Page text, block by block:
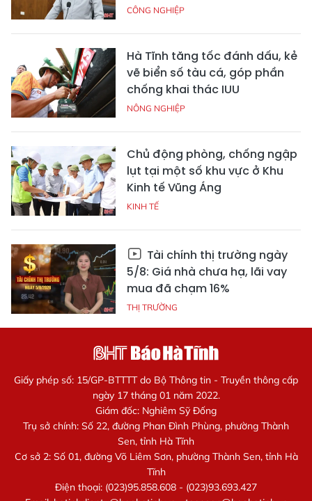
CÔNG NGHIỆP
Hà Tĩnh tăng tốc đánh dấu, kẻ
vẽ biển số tàu cá, góp phần
chống khai thác IUU
NÔNG NGHIỆP
Chủ động phòng, chống ngập
lụt tại một số khu vực ở Khu
Kinh tế Vũng Áng
KINH TẾ
Tài chính thị trường ngày
5/8: Giá nhà chưa hạ, lãi vay
mua đã chạm 16%
THỊ TRƯỜNG
Giấy phép số: 15/GP-BTTTT do Bộ Thông tin - Truyền thông cấp
ngày 17 tháng 01 năm 2022.
Giám đốc: Nghiêm Sỹ Đống
Trụ sở chính: Số 22, đường Phan Đình Phùng, phường Thành
Sen, tỉnh Hà Tĩnh
Cơ sở 2: Số 01, đường Võ Liêm Sơn, phường Thành Sen, tỉnh Hà
Tĩnh
Điện thoại: (023)95.858.608 - (023)93.693.427